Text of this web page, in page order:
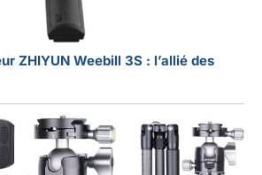
ZHIYUN Weebill 3S : l’allié des